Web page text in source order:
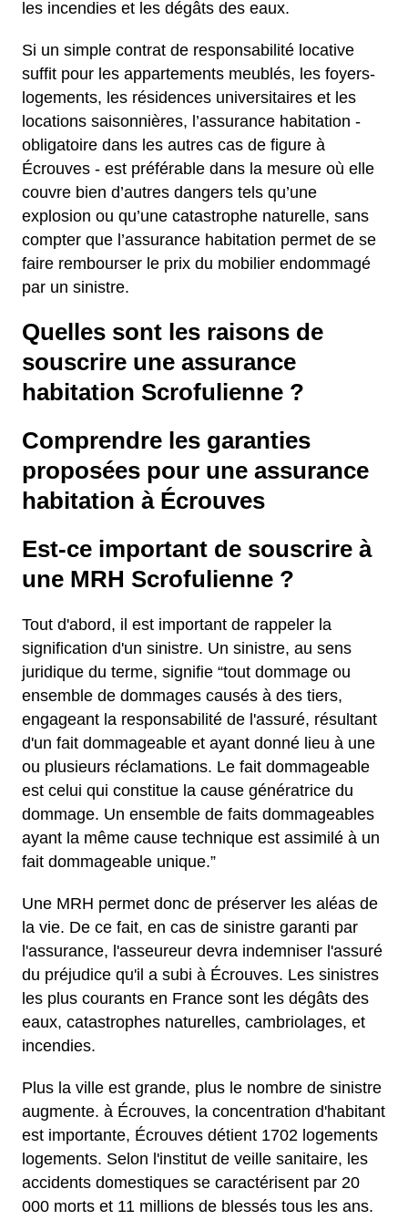
les incendies et les dégâts des eaux.
Si un simple contrat de responsabilité locative
suffit pour les appartements meublés, les foyers-
logements, les résidences universitaires et les
locations saisonnières, l’assurance habitation -
obligatoire dans les autres cas de figure à
Écrouves - est préférable dans la mesure où elle
couvre bien d’autres dangers tels qu’une
explosion ou qu’une catastrophe naturelle, sans
compter que l’assurance habitation permet de se
faire rembourser le prix du mobilier endommagé
par un sinistre.
Quelles sont les raisons de
souscrire une assurance
habitation Scrofulienne ?
Comprendre les garanties
proposées pour une assurance
habitation à Écrouves
Est-ce important de souscrire à
une MRH Scrofulienne ?
Tout d'abord, il est important de rappeler la
signification d'un sinistre. Un sinistre, au sens
juridique du terme, signifie “tout dommage ou
ensemble de dommages causés à des tiers,
engageant la responsabilité de l'assuré, résultant
d'un fait dommageable et ayant donné lieu à une
ou plusieurs réclamations. Le fait dommageable
est celui qui constitue la cause génératrice du
dommage. Un ensemble de faits dommageables
ayant la même cause technique est assimilé à un
fait dommageable unique.”
Une MRH permet donc de préserver les aléas de
la vie. De ce fait, en cas de sinistre garanti par
l'assurance, l'asseureur devra indemniser l'assuré
du préjudice qu'il a subi à Écrouves. Les sinistres
les plus courants en France sont les dégâts des
eaux, catastrophes naturelles, cambriolages, et
incendies.
Plus la ville est grande, plus le nombre de sinistre
augmente. à Écrouves, la concentration d'habitant
est importante, Écrouves détient 1702 logements
logements. Selon l'institut de veille sanitaire, les
accidents domestiques se caractérisent par 20
000 morts et 11 millions de blessés tous les ans.